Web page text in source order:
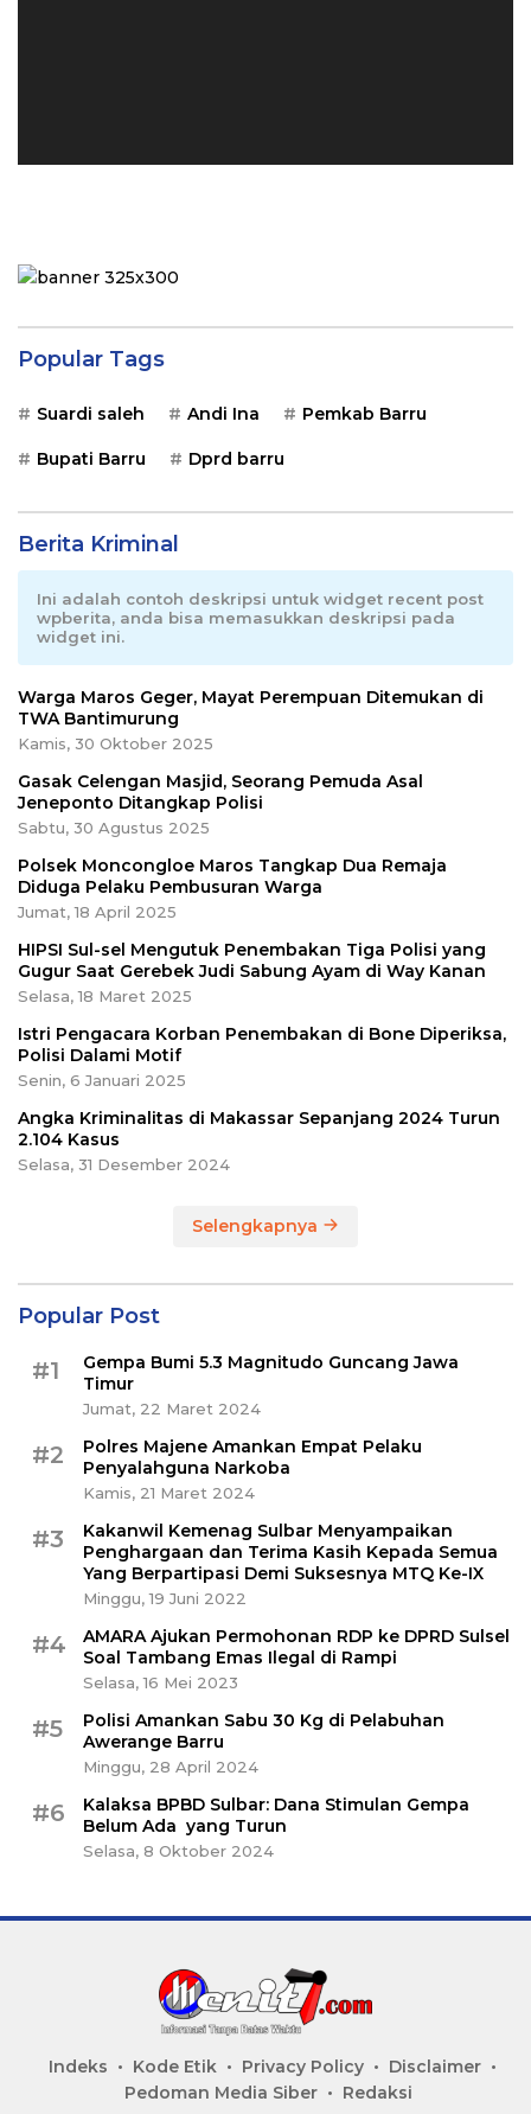
Popular Tags
Suardi saleh Andi Ina Pemkab Barru
Bupati Barru Dprd barru
Berita Kriminal
Ini adalah contoh deskripsi untuk widget recent post
wpberita, anda bisa memasukkan deskripsi pada
widget ini.
Warga Maros Geger, Mayat Perempuan Ditemukan di
TWA Bantimurung
Kamis, 30 Oktober 2025
Gasak Celengan Masjid, Seorang Pemuda Asal
Jeneponto Ditangkap Polisi
Sabtu, 30 Agustus 2025
Polsek Moncongloe Maros Tangkap Dua Remaja
Diduga Pelaku Pembusuran Warga
Jumat, 18 April 2025
HIPSI Sul-sel Mengutuk Penembakan Tiga Polisi yang
Gugur Saat Gerebek Judi Sabung Ayam di Way Kanan
Selasa, 18 Maret 2025
Istri Pengacara Korban Penembakan di Bone Diperiksa,
Polisi Dalami Motif
Senin, 6 Januari 2025
Angka Kriminalitas di Makassar Sepanjang 2024 Turun
2.104 Kasus
Selasa, 31 Desember 2024
Selengkapnya
Popular Post
#1
Gempa Bumi 5.3 Magnitudo Guncang Jawa
Timur
Jumat, 22 Maret 2024
#2
Polres Majene Amankan Empat Pelaku
Penyalahguna Narkoba
Kamis, 21 Maret 2024
#3
Kakanwil Kemenag Sulbar Menyampaikan
Penghargaan dan Terima Kasih Kepada Semua
Yang Berpartipasi Demi Suksesnya MTQ Ke-IX
Minggu, 19 Juni 2022
#4
AMARA Ajukan Permohonan RDP ke DPRD Sulsel
Soal Tambang Emas Ilegal di Rampi
Selasa, 16 Mei 2023
#5
Polisi Amankan Sabu 30 Kg di Pelabuhan
Awerange Barru
Minggu, 28 April 2024
#6
Kalaksa BPBD Sulbar: Dana Stimulan Gempa
Belum Ada yang Turun
Selasa, 8 Oktober 2024
Indeks Kode Etik Privacy Policy
Disclaimer
Pedoman Media Siber
Redaksi